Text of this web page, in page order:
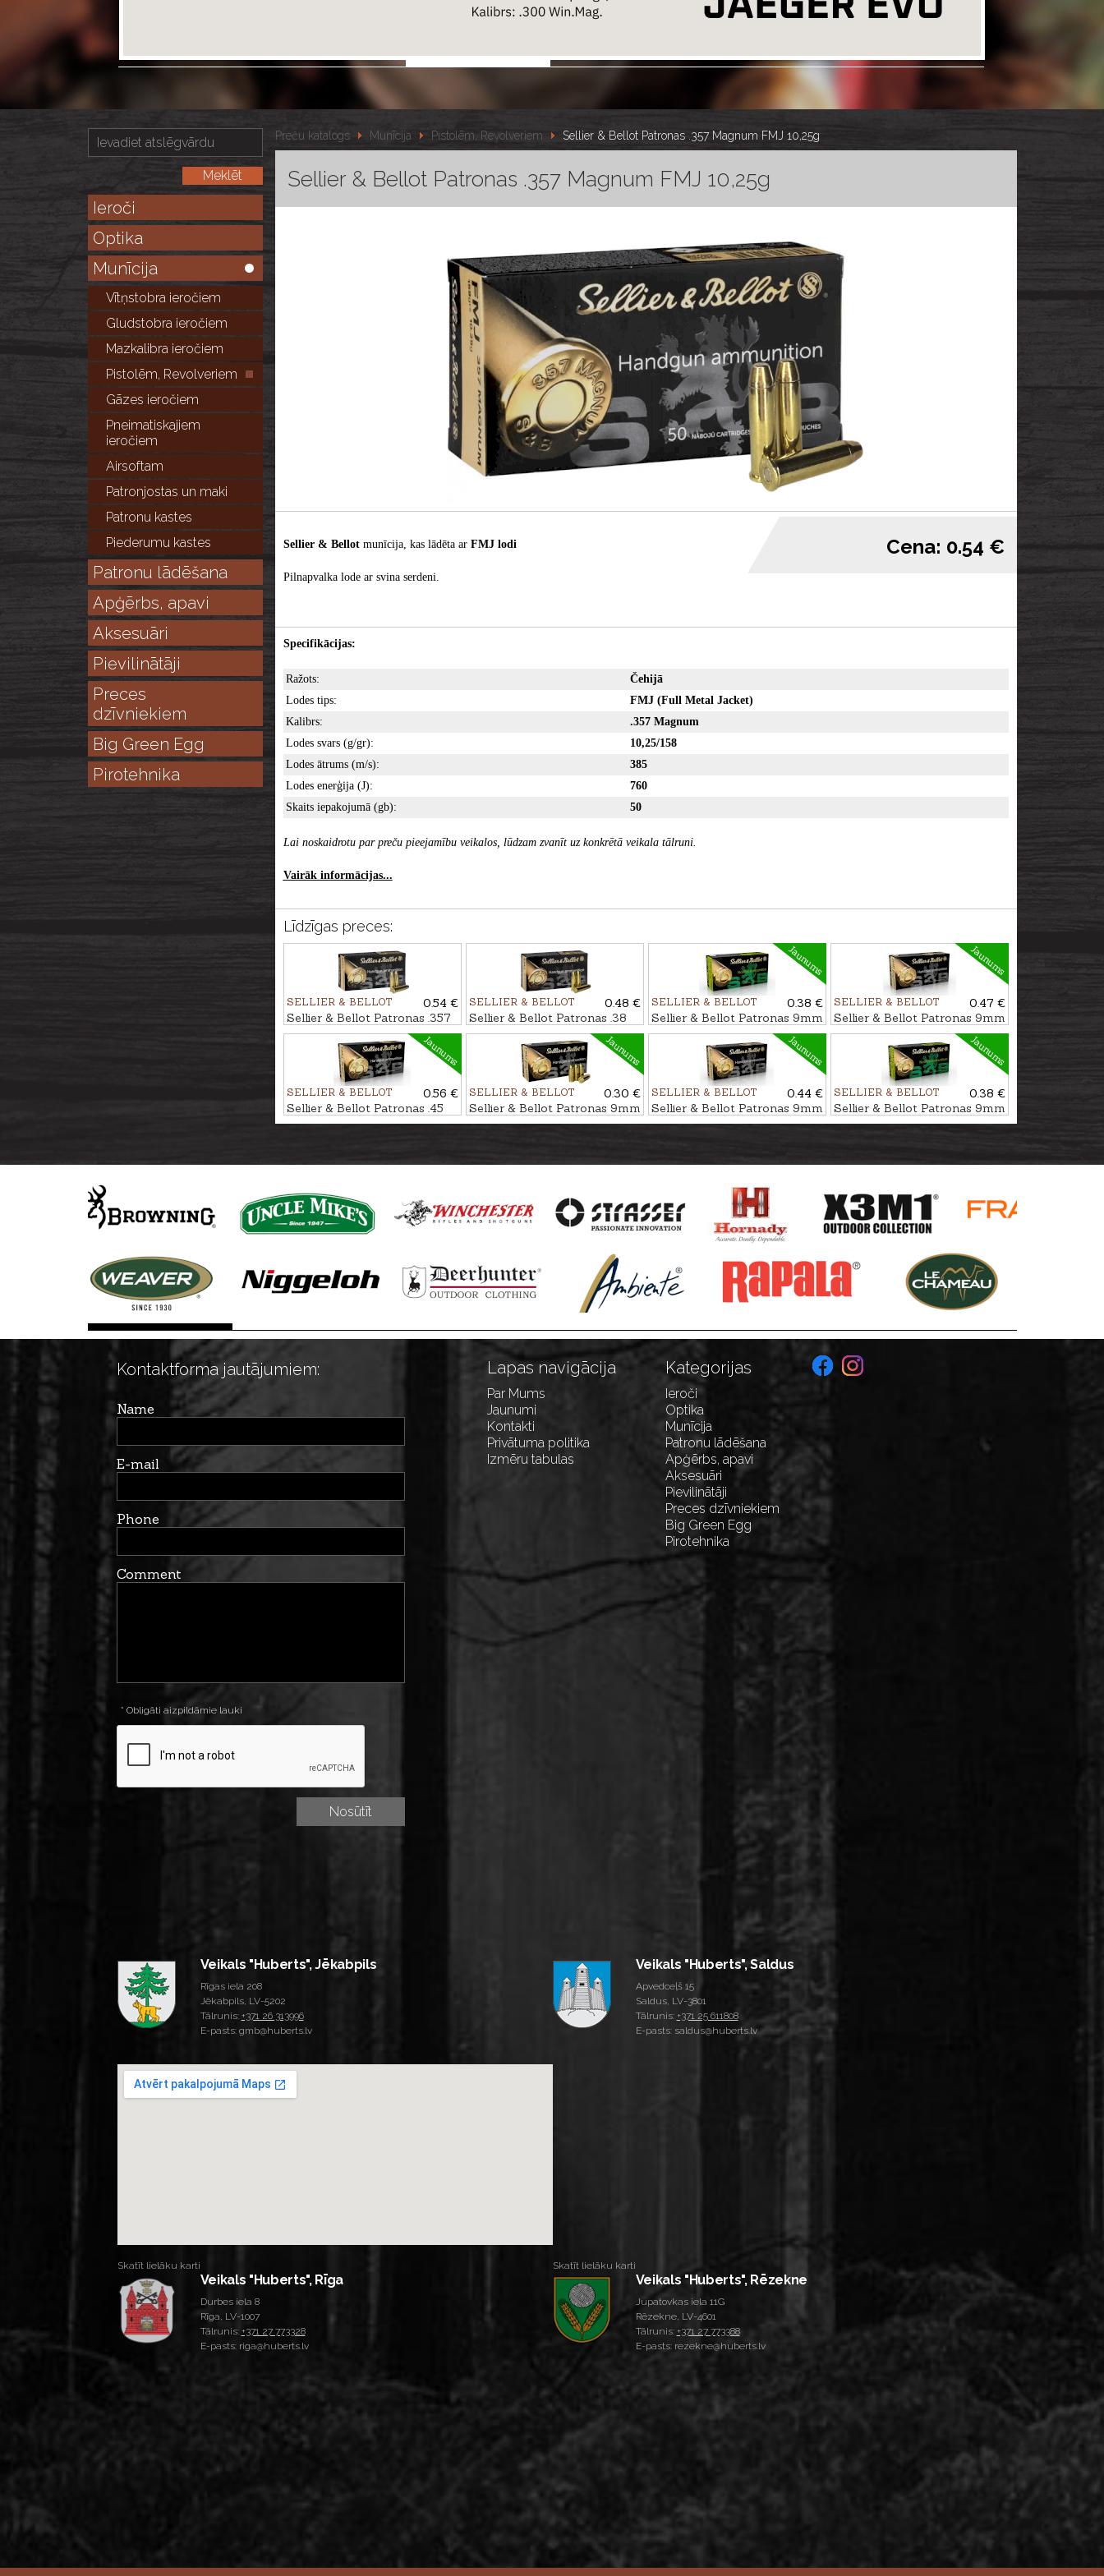
Ieroči
Optika
Munīcija
Vītņstobra ieročiem
Gludstobra ieročiem
Mazkalibra ieročiem
Pistolēm, Revolveriem
Gāzes ieročiem
Pneimatiskajiem
ieročiem
Airsoftam
Patronjostas un maki
Patronu kastes
Piederumu kastes
Patronu lādēšana
Apģērbs, apavi
Aksesuāri
Pievilinātāji
Preces
dzīvniekiem
Big Green Egg
Pirotehnika
Preču katalogs Munīcija Pistolēm, Revolveriem Sellier & Bellot Patronas .357 Magnum FMJ 10,25g
Sellier & Bellot Patronas .357 Magnum FMJ 10,25g
Sellier & Bellot munīcija, kas lādēta ar FMJ lodi
Pilnapvalka lode ar svina serdeni.
Cena: 0.54 €
Specifikācijas:
Ražots:
Čehijā
Lodes tips:
FMJ (Full Metal Jacket)
Kalibrs:
.357 Magnum
Lodes svars (g/gr):
10,25/158
Lodes ātrums (m/s):
385
Lodes enerģija (J):
760
Skaits iepakojumā (gb):
50
Lai noskaidrotu par preču pieejamību veikalos, lūdzam zvanīt uz konkrētā veikala tālruni.
Vairāk informācijas...
Līdzīgas preces:
SELLIER & BELLOT
0.54 €
Sellier & Bellot Patronas .357
Magnum FMJ 10,25g
SELLIER & BELLOT
0.48 €
Sellier & Bellot Patronas .38
Special FMJ 10,25g
Jaunums
SELLIER & BELLOT
0.38 €
Sellier & Bellot Patronas 9mm
LUGER NONTOX TFMJ 8,0g
Jaunums
SELLIER & BELLOT
0.47 €
Sellier & Bellot Patronas 9mm
Luger JHP 8,0g
Jaunums
SELLIER & BELLOT
0.56 €
Sellier & Bellot Patronas .45
AUTO FMJ 14,9g
Jaunums
SELLIER & BELLOT
0.30 €
Sellier & Bellot Patronas 9mm
Luger FMJ 7,5g
Jaunums
SELLIER & BELLOT
0.44 €
Sellier & Bellot Patronas 9mm
Luger SP 8,0g
Jaunums
SELLIER & BELLOT
0.38 €
Sellier & Bellot Patronas 9mm
LUGER NONTOX TFMJ 7,5g
Kontaktforma jautājumiem:
Name
E-mail
Phone
Comment
* Obligāti aizpildāmie lauki
Lapas navigācija
Par Mums
Jaunumi
Kontakti
Privātuma politika
Izmēru tabulas
Kategorijas
Ieroči
Optika
Munīcija
Patronu lādēšana
Apģērbs, apavi
Aksesuāri
Pievilinātāji
Preces dzīvniekiem
Big Green Egg
Pirotehnika
Veikals "Huberts", Jēkabpils
Rīgas iela 208
Jēkabpils, LV-5202
Tālrunis: +371 26 313996
E-pasts: gmb@huberts.lv
Skatīt lielāku karti
Veikals "Huberts", Saldus
Apvedceļš 15
Saldus, LV-3801
Tālrunis: +371 25 611808
E-pasts: saldus@huberts.lv
Skatīt lielāku karti
Veikals "Huberts", Rīga
Durbes iela 8
Rīga, LV-1007
Tālrunis: +371 27 773328
E-pasts: riga@huberts.lv
Veikals "Huberts", Rēzekne
Jupatovkas iela 11G
Rēzekne, LV-4601
Tālrunis: +371 27 773388
E-pasts: rezekne@huberts.lv